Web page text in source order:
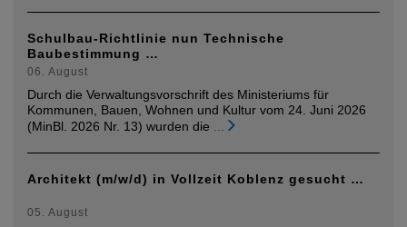
Schulbau-Richtlinie nun Technische
Baubestimmung …
06. August
Durch die Verwaltungsvorschrift des Ministeriums für
Kommunen, Bauen, Wohnen und Kultur vom 24. Juni 2026
(MinBl. 2026 Nr. 13) wurden die
Architekt (m/w/d) in Vollzeit Koblenz gesucht …
05. August